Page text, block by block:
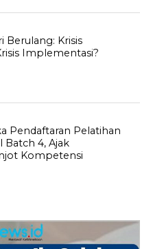
Berulang: Krisis
Implementasi?
Pendaftaran Pelatihan
Batch 4, Ajak
Kompetensi